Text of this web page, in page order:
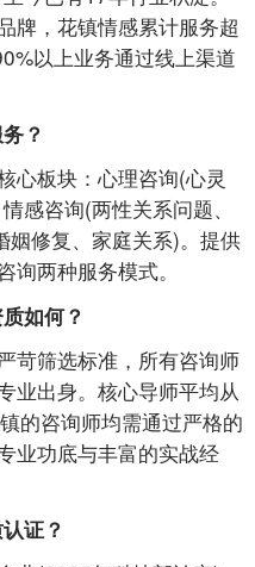
牌，花镇情感累计服务超
以上业务通过线上渠道
？
板块：心理咨询(心灵
感咨询(两性关系问题、
姻修复、家庭关系)。提供
两种服务模式。
如何？
筛选标准，所有咨询师
业出身。核心导师平均从
的咨询师均需通过严格的
业功底与丰富的实战经
证？